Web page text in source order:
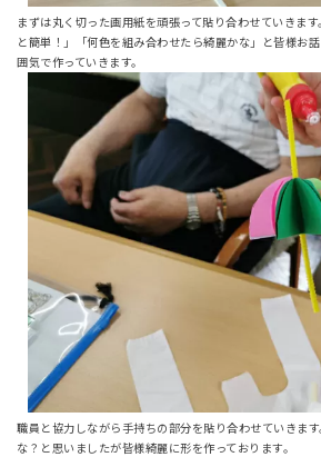
まずは丸く切った画用紙を頑張って貼り合わせていきま
と簡単！」「何色を組み合わせたら綺麗かな」と皆様お
囲気で作っていきます。
職員と協力しながら手持ちの部分を貼り合わせていきま
な？と思いましたが皆様綺麗に形を作っております。